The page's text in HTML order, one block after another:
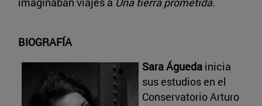
BIOGRAFÍA
Sara Águeda inicia
sus estudios en el
Conservatorio Arturo